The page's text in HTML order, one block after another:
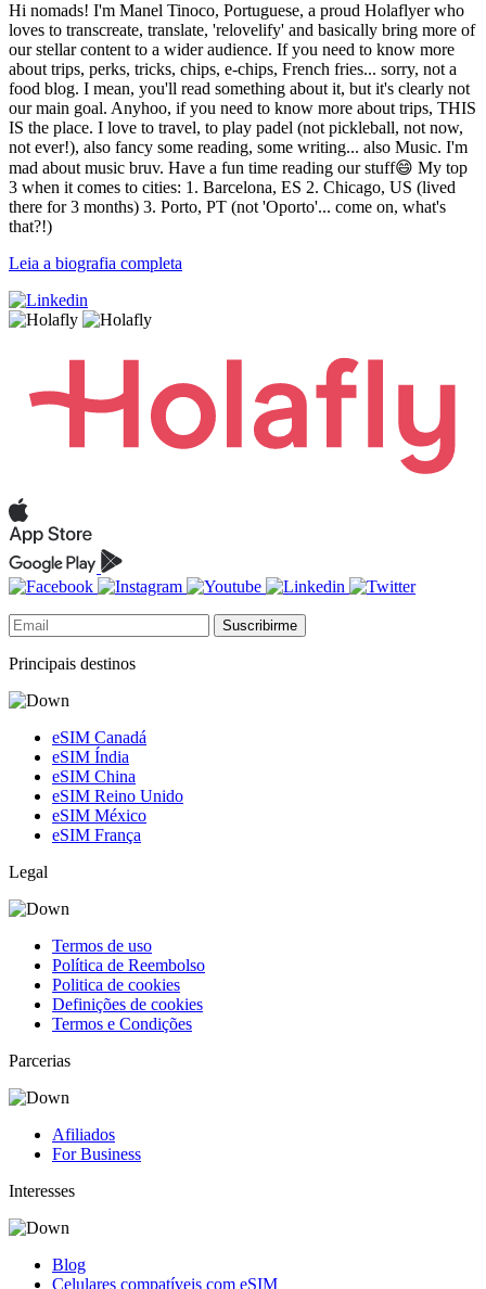
Hi nomads! I'm Manel Tinoco, Portuguese, a proud Holaflyer who
loves to transcreate, translate, 'relovelify' and basically bring more of
our stellar content to a wider audience. If you need to know more
about trips, perks, tricks, chips, e-chips, French fries... sorry, not a
food blog. I mean, you'll read something about it, but it's clearly not
our main goal. Anyhoo, if you need to know more about trips, THIS
IS the place. I love to travel, to play padel (not pickleball, not now,
not ever!), also fancy some reading, some writing... also Music. I'm
mad about music bruv. Have a fun time reading our stuff😄 My top
3 when it comes to cities: 1. Barcelona, ES 2. Chicago, US (lived
there for 3 months) 3. Porto, PT (not 'Oporto'... come on, what's
that?!)
Leia a biografia completa
Suscribirme
Principais destinos
eSIM Canadá
eSIM Índia
eSIM China
eSIM Reino Unido
eSIM México
eSIM França
Legal
Termos de uso
Política de Reembolso
Politica de cookies
Definições de cookies
Termos e Condições
Parcerias
Afiliados
For Business
Interesses
Blog
Celulares compatíveis com eSIM